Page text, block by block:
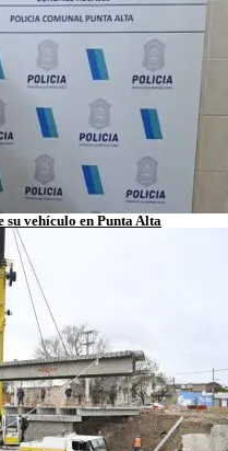
vehículo en Punta Alta